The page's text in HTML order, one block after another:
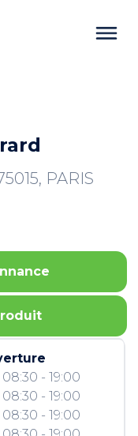
PARIS
08:30 - 19:00
08:30 - 19:00
08:30 - 19:00